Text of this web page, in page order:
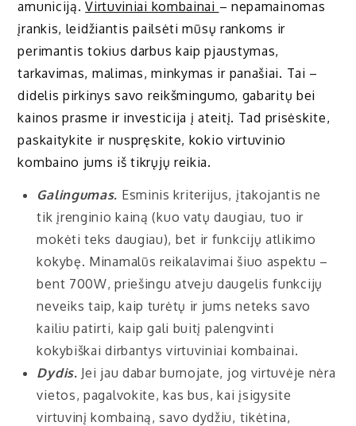
amuniciją.Virtuviniai kombainai – nepamainomas
įrankis, leidžiantis pailsėti mūsų rankoms ir
perimantis tokius darbus kaip pjaustymas,
tarkavimas, malimas, minkymas ir panašiai. Tai –
didelis pirkinys savo reikšmingumo, gabaritų bei
kainos prasme ir investicija į ateitį. Tad prisėskite,
paskaitykite ir nuspręskite, kokio virtuvinio
kombaino jums iš tikrųjų reikia.
Galingumas. Esminis kriterijus, įtakojantis ne
tik įrenginio kainą (kuo vatų daugiau, tuo ir
mokėti teks daugiau), bet ir funkcijų atlikimo
kokybę. Minamalūs reikalavimai šiuo aspektu –
bent 700W, priešingu atveju daugelis funkcijų
neveiks taip, kaip turėtų ir jums neteks savo
kailiu patirti, kaip gali buitį palengvinti
kokybiškai dirbantys virtuviniai kombainai.
Dydis. Jei jau dabar burnojate, jog virtuvėje nėra
vietos, pagalvokite, kas bus, kai įsigysite
virtuvinį kombainą, savo dydžiu, tikėtina,